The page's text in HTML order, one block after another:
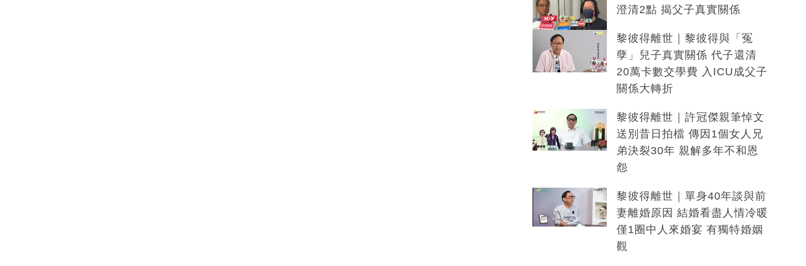
澄清2點 揭父子真實關係
黎彼得離世｜黎彼得與「冤
孽」兒子真實關係 代子還清
20萬卡數交學費 入ICU成父子
關係大轉折
黎彼得離世｜許冠傑親筆悼文
送別昔日拍檔 傳因1個女人兄
弟決裂30年 親解多年不和恩
怨
黎彼得離世｜單身40年談與前
妻離婚原因 結婚看盡人情冷暖
僅1圈中人來婚宴 有獨特婚姻
觀